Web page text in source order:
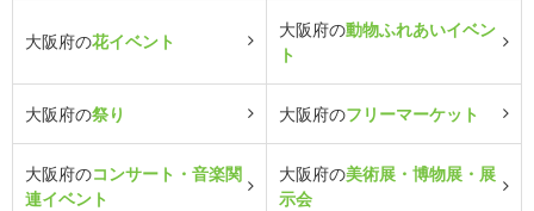
大阪府の花イベント
大阪府の動物ふれあいイベン
ト
大阪府の祭り 大阪府のフリーマーケット
大阪府のコンサート・音楽関
連イベント
大阪府の美術展・博物展・展
示会